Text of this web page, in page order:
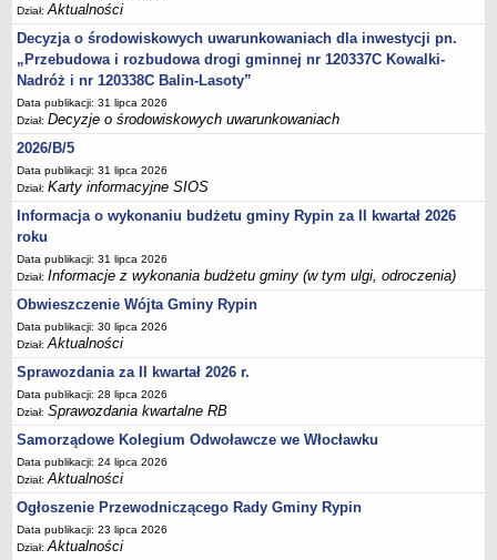
Jednostki pomocnicze - sołectwa
Plan pracy komisji rewizyjnej
Sesje Rady Gminy Rypin
Statut
Strategia rozwoju
Uchwały
Projekty uchwał
Protokoły
Imienne wykazy głosowań radnych
Postać dokumentów
Akty Prawne, Dzienniki Ustaw, Monitory Polskie
Prawo miejscowe
Zarządzenia
Studium uwarunkowań i kierunków zagospodarowania
przestrzennego
Dane przestrzenne - MPZP
Stałe obwody głosowania, numery, granice oraz siedziby
obwodowych komisji wyborczych, opis granic okręgów wyborczych
Plan ogólny gminy Rypin
Dział:Aktualności
Decyzja o środowiskowych uwarunkowaniach dla inwestycji pn.
„Przebudowa i rozbudowa drogi gminnej nr 120337C Kowalki-
Nadróż i nr 120338C Balin-Lasoty”
Data publikacji: 31 lipca 2026
Dział:Decyzje o środowiskowych uwarunkowaniach
2026/B/5
Data publikacji: 31 lipca 2026
Dział:Karty informacyjne SIOS
Informacja o wykonaniu budżetu gminy Rypin za II kwartał 2026
roku
Data publikacji: 31 lipca 2026
Dział:Informacje z wykonania budżetu gminy (w tym ulgi, odroczenia)
Obwieszczenie Wójta Gminy Rypin
Data publikacji: 30 lipca 2026
Dział:Aktualności
Sprawozdania za II kwartał 2026 r.
Data publikacji: 28 lipca 2026
Dział:Sprawozdania kwartalne RB
Samorządowe Kolegium Odwoławcze we Włocławku
Data publikacji: 24 lipca 2026
Dział:Aktualności
Ogłoszenie Przewodniczącego Rady Gminy Rypin
Data publikacji: 23 lipca 2026
Dział:Aktualności